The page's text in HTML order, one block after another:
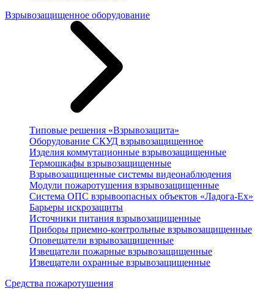
Взрывозащищенное оборудование
Типовые решения «Взрывозащита»
Оборудование СКУД взрывозащищенное
Изделия коммутационные взрывозащищенные
Термошкафы взрывозащищенные
Взрывозащищенные системы видеонаблюдения
Модули пожаротушения взрывозащищенные
Система ОПС взрывоопасных объектов «Ладога-Ex»
Барьеры искрозащиты
Источники питания взрывозащищенные
Приборы приемно-контрольные взрывозащищенные
Оповещатели взрывозащищенные
Извещатели пожарные взрывозащищенные
Извещатели охранные взрывозащищенные
Средства пожаротушения